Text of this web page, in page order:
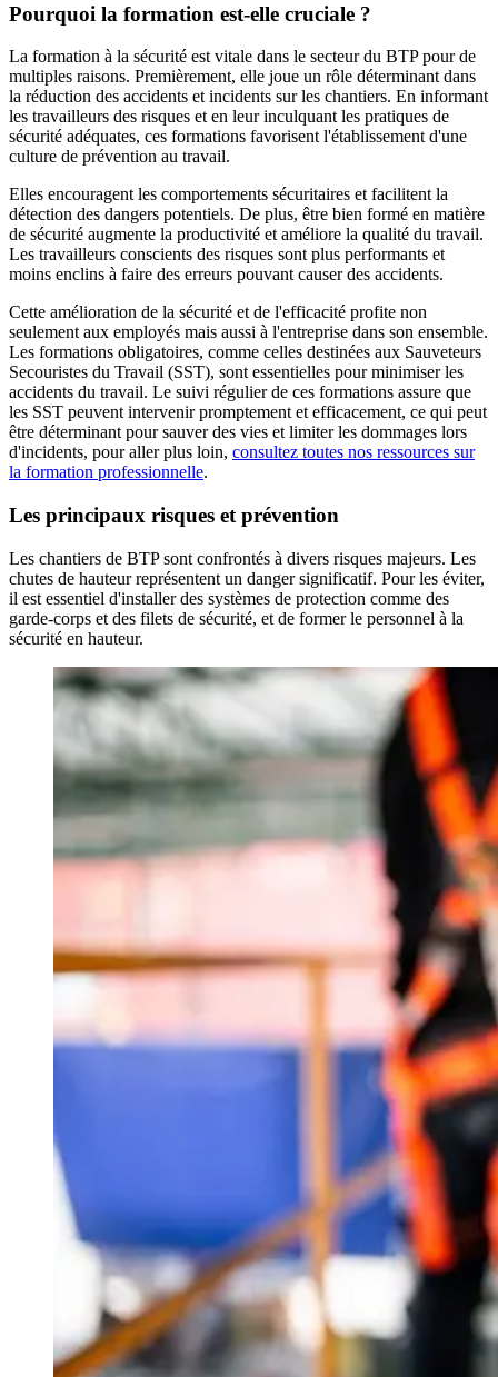
Pourquoi la formation est-elle cruciale ?
La formation à la sécurité est vitale dans le secteur du BTP pour de
multiples raisons. Premièrement, elle joue un rôle déterminant dans
la réduction des accidents et incidents sur les chantiers. En informant
les travailleurs des risques et en leur inculquant les pratiques de
sécurité adéquates, ces formations favorisent l'établissement d'une
culture de prévention au travail.
Elles encouragent les comportements sécuritaires et facilitent la
détection des dangers potentiels. De plus, être bien formé en matière
de sécurité augmente la productivité et améliore la qualité du travail.
Les travailleurs conscients des risques sont plus performants et
moins enclins à faire des erreurs pouvant causer des accidents.
Cette amélioration de la sécurité et de l'efficacité profite non
seulement aux employés mais aussi à l'entreprise dans son ensemble.
Les formations obligatoires, comme celles destinées aux Sauveteurs
Secouristes du Travail (SST), sont essentielles pour minimiser les
accidents du travail. Le suivi régulier de ces formations assure que
les SST peuvent intervenir promptement et efficacement, ce qui peut
être déterminant pour sauver des vies et limiter les dommages lors
d'incidents, pour aller plus loin, consultez toutes nos ressources sur
la formation professionnelle.
Les principaux risques et prévention
Les chantiers de BTP sont confrontés à divers risques majeurs. Les
chutes de hauteur représentent un danger significatif. Pour les éviter,
il est essentiel d'installer des systèmes de protection comme des
garde-corps et des filets de sécurité, et de former le personnel à la
sécurité en hauteur.